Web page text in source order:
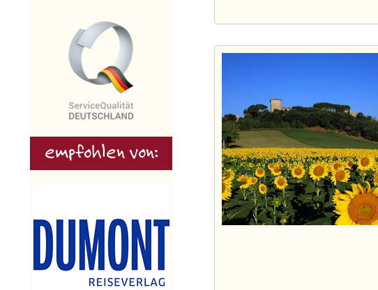
empfohlen von: